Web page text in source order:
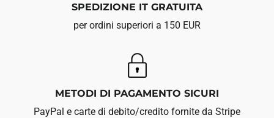
SPEDIZIONE IT GRATUITA
per ordini superiori a 150 EUR
METODI DI PAGAMENTO SICURI
PayPal e carte di debito/credito fornite da Stripe